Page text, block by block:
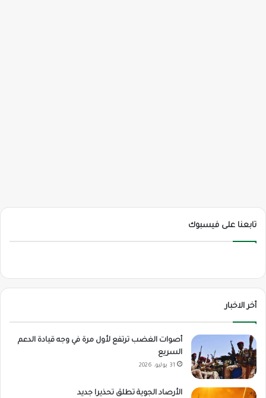
تابعنا على فيسبوك
أخر الاخبار
أصوات الغضب ترتفع لأول مرة في وجه قيادة الدعم
السريع
31 يوليو، 2026
الأرصاد الجوية تطلق تحذيرا جديد